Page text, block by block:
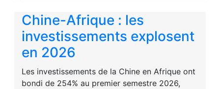
Chine-Afrique : les
investissements explosent
en 2026
Les investissements de la Chine en Afrique ont
bondi de 254% au premier semestre 2026,